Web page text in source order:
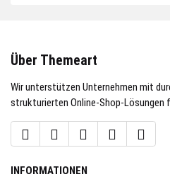
Über Themeart
Wir unterstützen Unternehmen mit
strukturierten Online-Shop-Lösungen
INFORMATIONEN